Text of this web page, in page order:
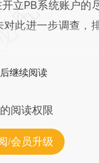
开立PB系统账户的
此进一步调查，
继续阅读
阅读权限
/会员升级